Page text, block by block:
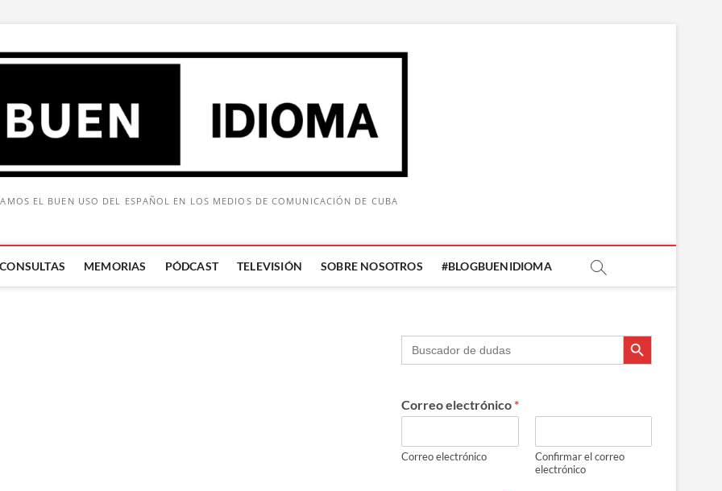
EL BUEN USO DEL ESPAÑOL EN LOS MEDIOS DE COMUNICACIÓN DE CUBA
CONSULTAS MEMORIAS PÓDCAST TELEVISIÓN SOBRE NOSOTROS #BLOGBUENIDIOMA
Buscar: Botón de búsqueda
Buscar: Botón de búsqueda
Correo electrónico *
Correo electrónico
Confirmar el correo
electrónico